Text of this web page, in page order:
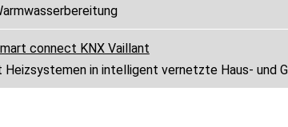
connect KNX Vaillant
Heizsystemen in intelligent vernetzte Haus- und